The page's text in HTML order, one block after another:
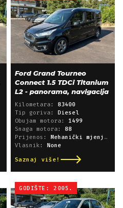
Ford Grand Tourneo
Connect 1.5 TDCi Titanium
L2 - panorama, navigacija
Kilometara: 83400
Tip goriva: Diesel
Obujam motora: 1499
Snaga motora: 88
Prijenos: Mehanički mjenjač
Vlasnik: None
Saznaj više!
GODIŠTE: 2005.